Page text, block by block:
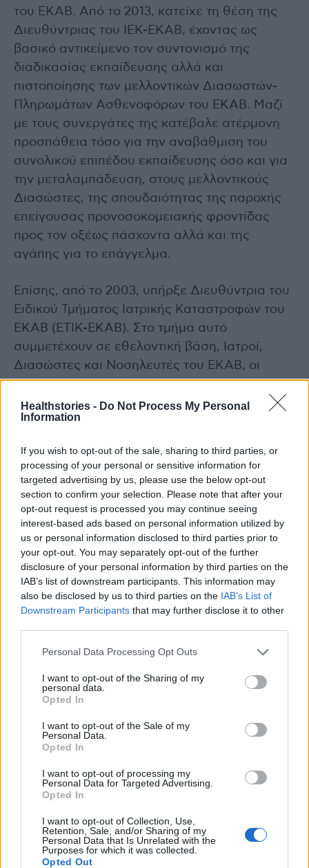
Healthstories - Do Not Process My Personal
Information
If you wish to opt-out of the sale, sharing to third parties, or
processing of your personal or sensitive information for
targeted advertising by us, please use the below opt-out
section to confirm your selection. Please note that after your
opt-out request is processed you may continue seeing
interest-based ads based on personal information utilized by
us or personal information disclosed to third parties prior to
your opt-out. You may separately opt-out of the further
disclosure of your personal information by third parties on the
IAB’s list of downstream participants. This information may
also be disclosed by us to third parties on the IAB’s List of
Downstream Participants that may further disclose it to other
Personal Data Processing Opt Outs
I want to opt-out of the Sharing of my
personal data.
Opted In
I want to opt-out of the Sale of my
Personal Data.
Opted In
I want to opt-out of processing my
Personal Data for Targeted Advertising.
Opted In
I want to opt-out of Collection, Use,
Retention, Sale, and/or Sharing of my
Personal Data that Is Unrelated with the
Purposes for which it was collected.
Opted Out
του ΕΚΑΒ. Από το 2013, κατείχε τη θέση της
Διευθύντριας του ΙΕΚ-ΕΚΑΒ, έχοντας ως
βασικό αντικείμενο τον συντονισμό της
διαδικασίας εκπαίδευσης αλλά και
πιστοποίησης των μελλοντικών Διασωστών-
Πληρωμάτων Ασθενοφόρων του ΕΚΑΒ. Μαζί
με τους συνεργάτες της κατέβαλε ατέρμονη
προσπάθεια τόσο για την αναβάθμιση του
συνολικού επιπέδου εκπαίδευσης όσο και για
την μεταλαμπάδευση, στους μελλοντικούς
Διασώστες, της σπουδαιότητας της παροχής
επείγουσας προνοσοκομειακής φροντίδας
προς τον οξέως πάσχοντα αλλά και της
αγάπης για το επάγγελμα.
Επίσης, από το 2003, υπήρξε Διευθύντρια του
Ειδικού Τμήματος Ιατρικής Καταστροφών του
ΕΚΑΒ (ΕΤΙΚ-ΕΚΑΒ). Στο τμήμα αυτό
συμμετέχουν σε εθελοντική βάση, Ιατροί,
Διασώστες και Νοσηλευτές του ΕΚΑΒ, οι
οποίοι εκπαιδεύονται και προετοιμάζονται για
να αντιμετωπίσουν μαζικές απώλειες υγείας
που μπορεί να προκληθούν από φυσικές ή
λειτουργίας του ΕΤΙΚ-ΕΚΑΒ, εκπονούνται
σχέδια για την αντιμετώπιση εκτάκτων
αναγκών και κρίσεων τα οποία εντάσσονται
στα γενικότερα σχέδια της Γενικής
Γραμματείας Πολιτικής Προστασίας (ΓΓΠΠ).
Διαβάστε επίσης
Η ακρίβεια στερεί το δικαίωμα στις διακοπές
από την πλειονότητα των Ελλήνων
Αυτές είναι οι παρενέργειες όταν τρώμε πάρα
πολλά πορτοκάλια
Αναστασία Ζυγούρα